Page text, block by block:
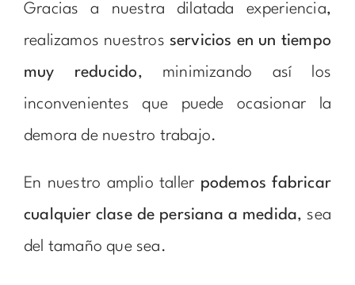
Gracias a nuestra dilatada experiencia,
realizamos nuestros servicios en un tiempo
muy reducido, minimizando así los
inconvenientes que puede ocasionar la
demora de nuestro trabajo.
En nuestro amplio taller podemos fabricar
cualquier clase de persiana a medida, sea
del tamaño que sea.